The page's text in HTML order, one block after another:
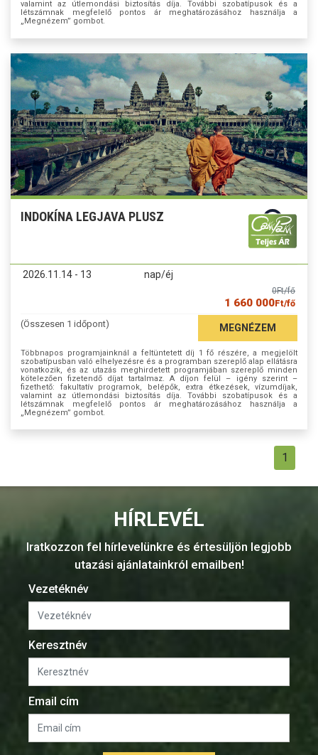
valamint az útlemondási biztosítás díja. További szobatípusok és a
létszámnak megfelelő pontos ár meghatározásához használja a
„Megnézem” gombot.
INDOKÍNA LEGJAVA PLUSZ
2026.11.14 - 13 nap/éj
0Ft/fő
1 660 000Ft/fő
(Összesen 1 időpont)
MEGNÉZEM
Többnapos programjainknál a feltüntetett díj 1 fő részére, a megjelölt
szobatípusban való elhelyezésre és a programban szereplő alap ellátásra
vonatkozik, és az utazás meghirdetett programjában szereplő minden
kötelezően fizetendő díjat tartalmaz. A díjon felül – igény szerint –
fizethető: fakultatív programok, belépők, extra étkezések, vízumdíjak,
valamint az útlemondási biztosítás díja. További szobatípusok és a
létszámnak megfelelő pontos ár meghatározásához használja a
„Megnézem” gombot.
1
HÍRLEVÉL
Iratkozzon fel hírlevelünkre és értesüljön legjobb
utazási ajánlatainkról emailben!
Vezetéknév
Keresztnév
Email cím